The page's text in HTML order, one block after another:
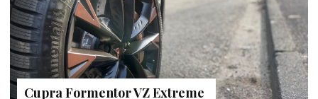
Cupra Formentor VZ Extreme